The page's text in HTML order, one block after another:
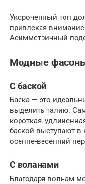
Укороченный топ
привлекая
Асимметричный
Модные
С баской
Баска — это
выделить талию.
короткая,
баской выступают в
осенне-весенний
С воланами
Благодаря волнам